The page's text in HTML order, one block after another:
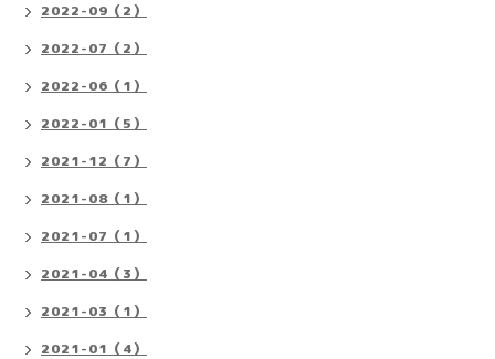
2022-09（2）
2022-07（2）
2022-06（1）
2022-01（5）
2021-12（7）
2021-08（1）
2021-07（1）
2021-04（3）
2021-03（1）
2021-01（4）